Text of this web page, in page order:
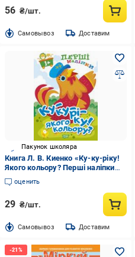
56 ₴/шт.
Cамовывоз Доставим
Пакунок школяра
Книга Л. В. Киенко «Ку-ку-ріку!
Якого кольору? Перші наліпки
для малюків» 978-966-939-858-1
оценить
29 ₴/шт.
Cамовывоз Доставим